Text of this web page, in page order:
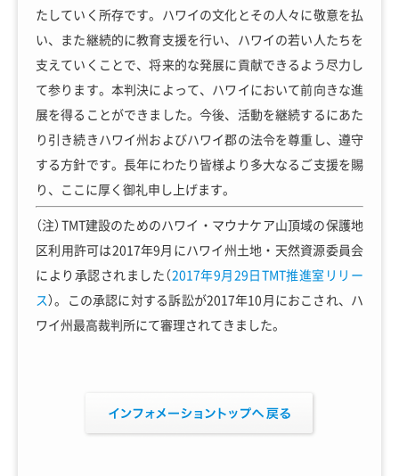
たしていく所存です。ハワイの文化とその人々に敬意を払
い、また継続的に教育支援を行い、ハワイの若い人たちを
支えていくことで、将来的な発展に貢献できるよう尽力し
て参ります。本判決によって、ハワイにおいて前向きな進
展を得ることができました。今後、活動を継続するにあた
り引き続きハワイ州およびハワイ郡の法令を尊重し、遵守
する方針です。長年にわたり皆様より多大なるご支援を賜
り、ここに厚く御礼申し上げます。
（注）TMT建設のためのハワイ・マウナケア山頂域の保護地
区利用許可は2017年9月にハワイ州土地・天然資源委員会
により承認されました（2017年9月29日TMT推進室リリー
ス）。この承認に対する訴訟が2017年10月におこされ、ハ
ワイ州最高裁判所にて審理されてきました。